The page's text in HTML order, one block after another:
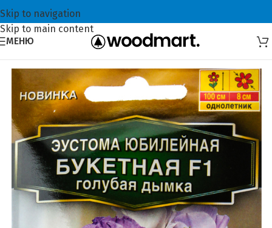
Skip to navigation
Skip to main content
МЕНЮ